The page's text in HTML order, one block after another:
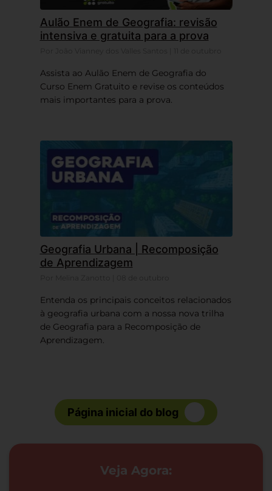
Aulão Enem de Geografia: revisão
intensiva e gratuita para a prova
Assista ao Aulão Enem de Geografia do
Curso Enem Gratuito e revise os conteúdos
mais importantes para a prova.
Geografia Urbana | Recomposição
de Aprendizagem
Entenda os principais conceitos relacionados
à geografia urbana com a nossa nova trilha
de Geografia para a Recomposição de
Aprendizagem.
Página inicial do blog
Veja Agora: